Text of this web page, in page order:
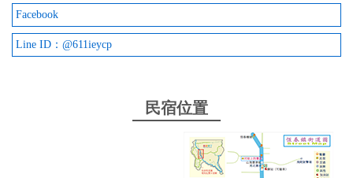
Facebook
Line ID：@611ieycp
民宿位置